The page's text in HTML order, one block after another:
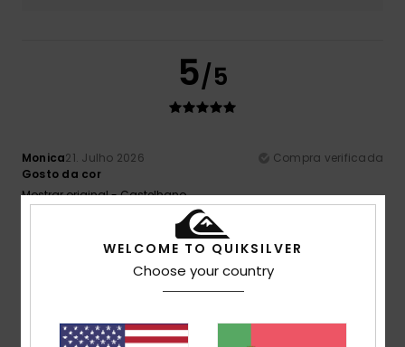
5/5
Monica21. Julho 2026
Compra verificada
Gosto da cor
Mostrar original - Castelhano
Relação qualidade/preço
Material : 4/5 Cor
Eu recomendo este produto
5
WELCOME TO QUIKSILVER
Choose your country